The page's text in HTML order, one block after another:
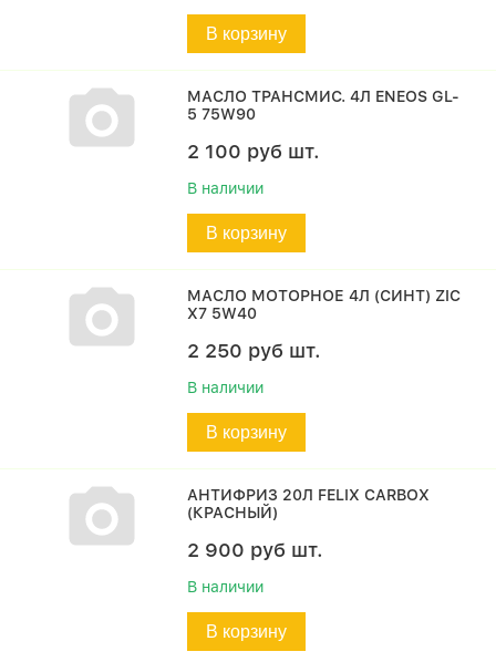
В корзину
МАСЛО ТРАНСМИС. 4Л ENEOS GL-
5 75W90
2 100 руб шт.
В наличии
В корзину
МАСЛО МОТОРНОЕ 4Л (СИНТ) ZIC
X7 5W40
2 250 руб шт.
В наличии
В корзину
АНТИФРИЗ 20Л FELIX CARBOX
(КРАСНЫЙ)
2 900 руб шт.
В наличии
В корзину